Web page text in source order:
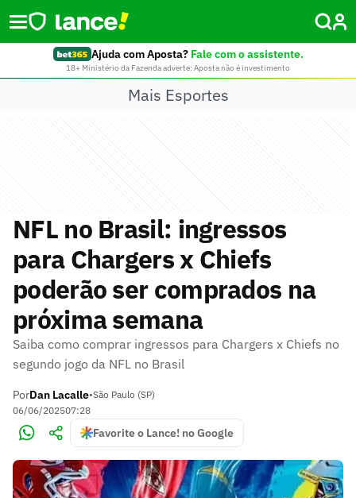
Ajuda com Aposta? Fale com o assistente.
18+ Ministério da Fazenda adverte: Aposta não é investimento
Mais Esportes
NFL no Brasil: ingressos
para Chargers x Chiefs
poderão ser comprados na
próxima semana
Saiba como comprar ingressos para Chargers x Chiefs no
segundo jogo da NFL no Brasil
PorDan Lacalle•São Paulo (SP)
06/06/202507:28
Favorite o Lance! no Google